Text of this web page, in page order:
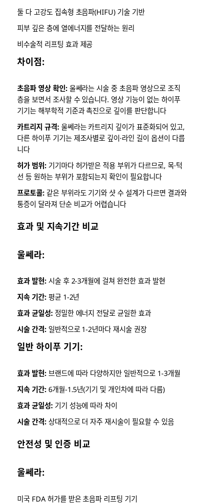
둘 다 고강도 집속형 초음파(HIFU) 기술 기반
피부 깊은 층에 열에너지를 전달하는 원리
비수술적 리프팅 효과 제공
차이점:
초음파 영상 확인:울쎄라는 시술 중 초음파 영상으로 조직
층을 보면서 조사할 수 있습니다. 영상 기능이 없는 하이푸
기기는 해부학적 기준과 촉진으로 깊이를 판단합니다
카트리지 규격:울쎄라는 카트리지 깊이가 표준화되어 있고,
다른 하이푸 기기는 제조사별로 깊이·라인 길이 옵션이 다릅
니다
허가 범위:기기마다 허가받은 적용 부위가 다르므로, 목·턱
선 등 원하는 부위가 포함되는지 확인이 필요합니다
프로토콜:같은 부위라도 기기와 샷 수 설계가 다르면 결과와
통증이 달라져 단순 비교가 어렵습니다
효과 및 지속기간 비교
울쎄라:
효과 발현:시술 후 2-3개월에 걸쳐 완전한 효과 발현
지속 기간:평균 1-2년
효과 균일성:정밀한 에너지 전달로 균일한 효과
시술 간격:일반적으로 1-2년마다 재시술 권장
일반 하이푸 기기:
효과 발현:브랜드에 따라 다양하지만 일반적으로 1-3개월
지속 기간:6개월-1.5년(기기 및 개인차에 따라 다름)
효과 균일성:기기 성능에 따라 차이
시술 간격:상대적으로 더 자주 재시술이 필요할 수 있음
안전성 및 인증 비교
울쎄라:
미국 FDA 허가를 받은 초음파 리프팅 기기